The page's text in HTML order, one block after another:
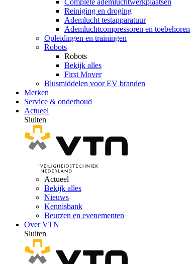
Complete ademluchtwerkplaatsen
Reiniging en droging
Ademlucht testapparatuur
Ademluchtcompressoren en toebehoren
Opleidingen en trainingen
Robots
Robots
Bekijk alles
First Mover
Blusmiddelen voor EV branden
Merken
Service & onderhoud
Actueel
Sluiten
Actueel
Bekijk alles
Nieuws
Kennisbank
Beurzen en evenementen
Over VTN
Sluiten